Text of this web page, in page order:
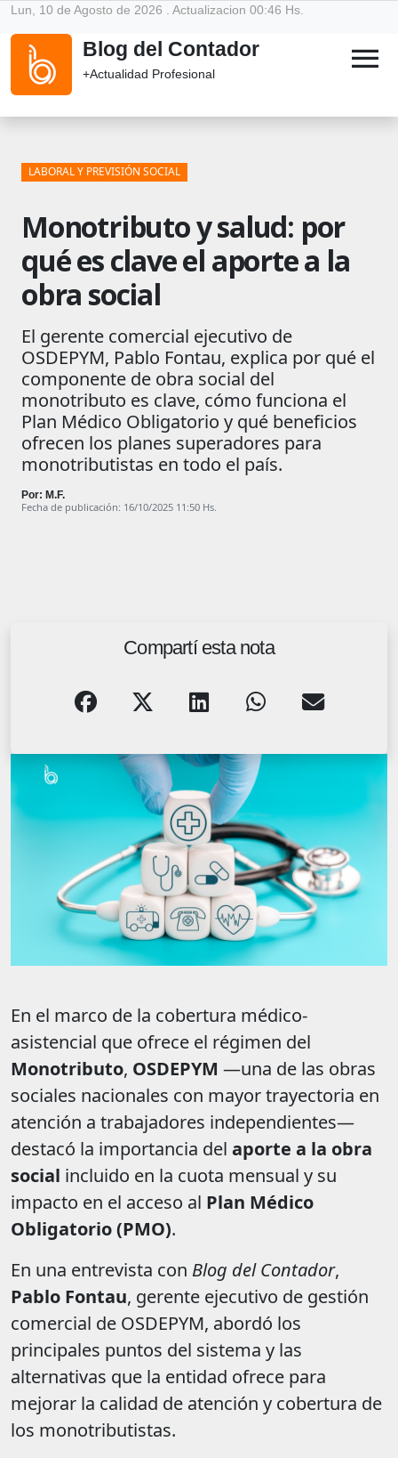
Lun, 10 de Agosto de 2026 . Actualizacion 00:46 Hs.
Blog del Contador
+Actualidad Profesional menu
LABORAL Y PREVISIÓN SOCIAL
Monotributo y salud: por
qué es clave el aporte a la
obra social
El gerente comercial ejecutivo de
OSDEPYM, Pablo Fontau, explica por qué el
componente de obra social del
monotributo es clave, cómo funciona el
Plan Médico Obligatorio y qué beneficios
ofrecen los planes superadores para
monotributistas en todo el país.
Por: M.F.
Fecha de publicación: 16/10/2025 11:50 Hs.
Compartí esta nota
En el marco de la cobertura médico-
asistencial que ofrece el régimen del
Monotributo, OSDEPYM —una de las obras
sociales nacionales con mayor trayectoria en
atención a trabajadores independientes—
destacó la importancia del aporte a la obra
social incluido en la cuota mensual y su
impacto en el acceso al Plan Médico
Obligatorio (PMO).
En una entrevista con Blog del Contador,
Pablo Fontau, gerente ejecutivo de gestión
comercial de OSDEPYM, abordó los
principales puntos del sistema y las
alternativas que la entidad ofrece para
mejorar la calidad de atención y cobertura de
los monotributistas.